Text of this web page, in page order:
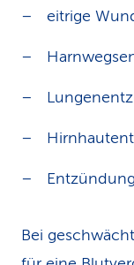
eitrige
Bei